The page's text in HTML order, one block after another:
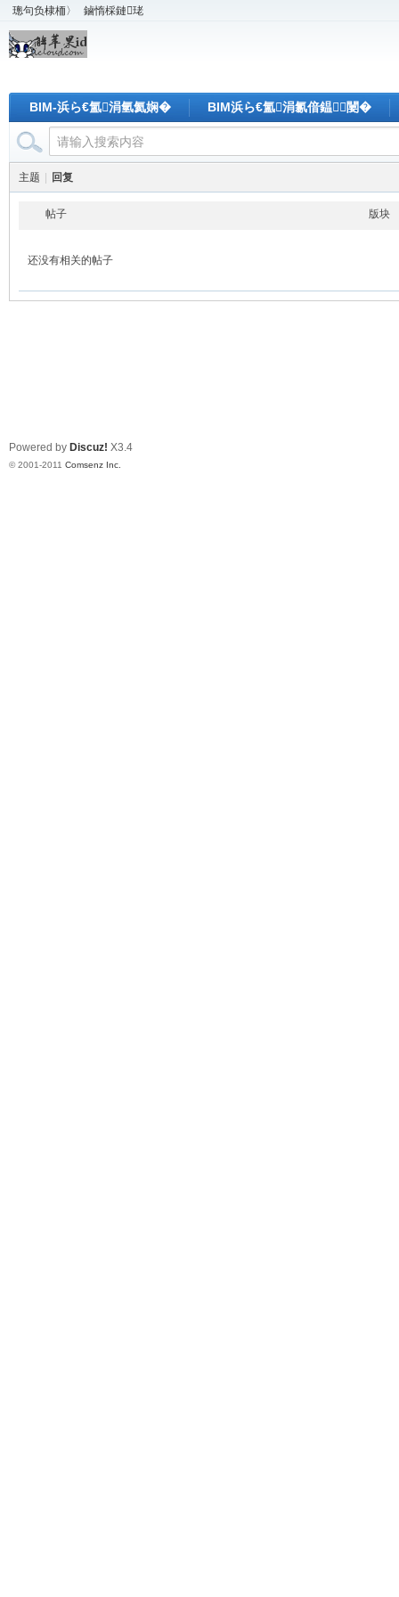
璁句负棣栭〉 鏀惰棌鏈珯
BIM-浜ら€氳涓氫氦娴� BIM浜ら€氳涓氱偣鎾闄�
主题 回复
帖子 版块
还没有相关的帖子
Powered by Discuz! X3.4
© 2001-2011 Comsenz Inc.